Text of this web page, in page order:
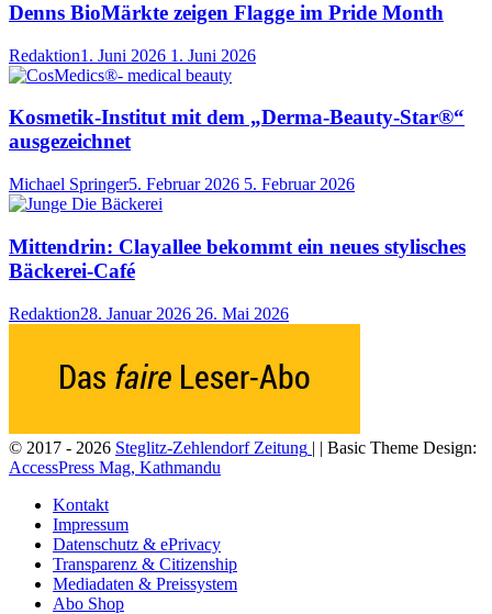
Denns BioMärkte zeigen Flagge im Pride Month
Redaktion1. Juni 2026 1. Juni 2026
Kosmetik-Institut mit dem „Derma-Beauty-Star®“
ausgezeichnet
Michael Springer5. Februar 2026 5. Februar 2026
Mittendrin: Clayallee bekommt ein neues stylisches
Bäckerei-Café
Redaktion28. Januar 2026 26. Mai 2026
© 2017 - 2026 Steglitz-Zehlendorf Zeitung | | Basic Theme Design:
AccessPress Mag, Kathmandu
Kontakt
Impressum
Datenschutz & ePrivacy
Transparenz & Citizenship
Mediadaten & Preissystem
Abo Shop